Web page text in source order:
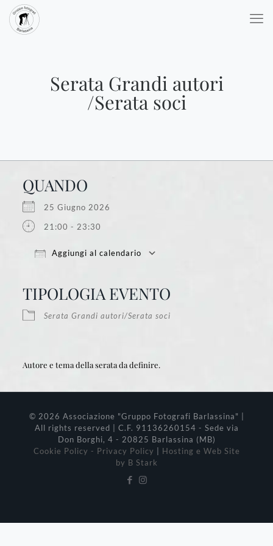
Serata Grandi autori
/Serata soci
QUANDO
25 Giugno 2026
21:00 - 23:30
Aggiungi al calendario
TIPOLOGIA EVENTO
Serata Grandi autori/Serata soci
Autore e tema della serata da definire.
© 2026 Associazione "Gruppo Fotografi Barlassina" |
All rights reserved | C.F. 91136260154 - Sede via
Don Borghi, 4 - 20825 Barlassina (MB)
Cookie Policy - Privacy Policy | Hosting e Web Site
by B Stark